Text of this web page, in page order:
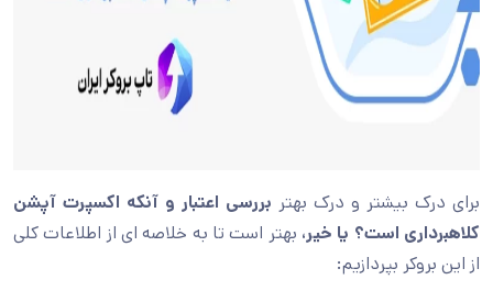
برای درک بیشتر و درک بهتر بررسی اعتبار و آنکه اکسپرت آپشن
کلاهبرداری است؟ یا خیر، بهتر است تا به خلاصه ای از اطلاعات کلی
از این بروکر بپردازیم: